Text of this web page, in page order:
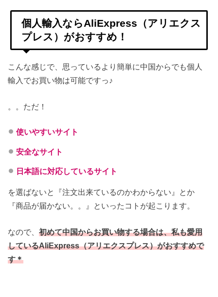
個人輸入ならAliExpress（アリエクス
プレス）がおすすめ！
こんな感じで、思っているより簡単に中国からでも個人
輸入でお買い物は可能ですっ♪
。。ただ！
使いやすいサイト
安全なサイト
日本語に対応しているサイト
を選ばないと『注文出来ているのかわからない』とか
『商品が届かない。。』といったコトが起こります。
なので、初めて中国からお買い物する場合は、私も愛用
しているAliExpress（アリエクスプレス）がおすすめで
す＊